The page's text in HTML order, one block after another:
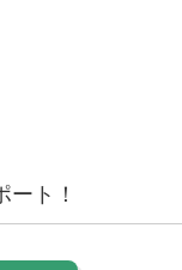
ート！